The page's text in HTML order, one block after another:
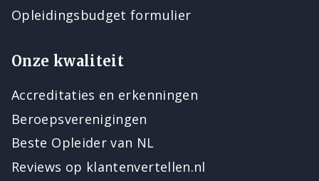
Opleidingsbudget formulier
Onze kwaliteit
Accreditaties en erkenningen
Beroepsverenigingen
Beste Opleider van NL
Reviews op klantenvertellen.nl